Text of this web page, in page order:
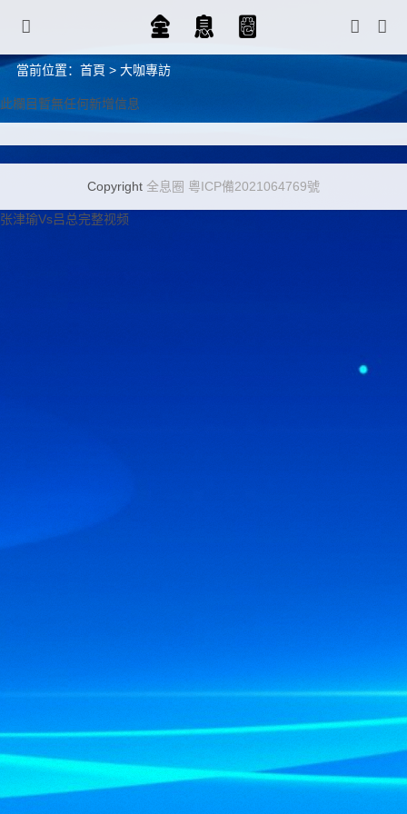
當前位置： 首頁 > 大咖專訪
此欄目暫無任何新增信息
Copyright 全息圈 粵ICP備2021064769號
张津瑜Vs吕总完整视频